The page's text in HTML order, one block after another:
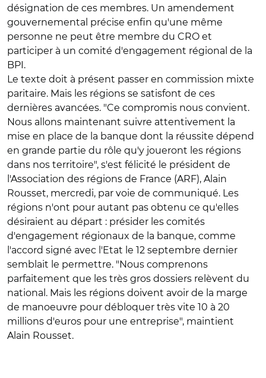
désignation de ces membres. Un amendement
gouvernemental précise enfin qu'une même
personne ne peut être membre du CRO et
participer à un comité d'engagement régional de la
BPI.
Le texte doit à présent passer en commission mixte
paritaire. Mais les régions se satisfont de ces
dernières avancées. "Ce compromis nous convient.
Nous allons maintenant suivre attentivement la
mise en place de la banque dont la réussite dépend
en grande partie du rôle qu'y joueront les régions
dans nos territoire", s'est félicité le président de
l'Association des régions de France (ARF), Alain
Rousset, mercredi, par voie de communiqué. Les
régions n'ont pour autant pas obtenu ce qu'elles
désiraient au départ : présider les comités
d'engagement régionaux de la banque, comme
l'accord signé avec l'Etat le 12 septembre dernier
semblait le permettre. "Nous comprenons
parfaitement que les très gros dossiers relèvent du
national. Mais les régions doivent avoir de la marge
de manoeuvre pour débloquer très vite 10 à 20
millions d'euros pour une entreprise", maintient
Alain Rousset.